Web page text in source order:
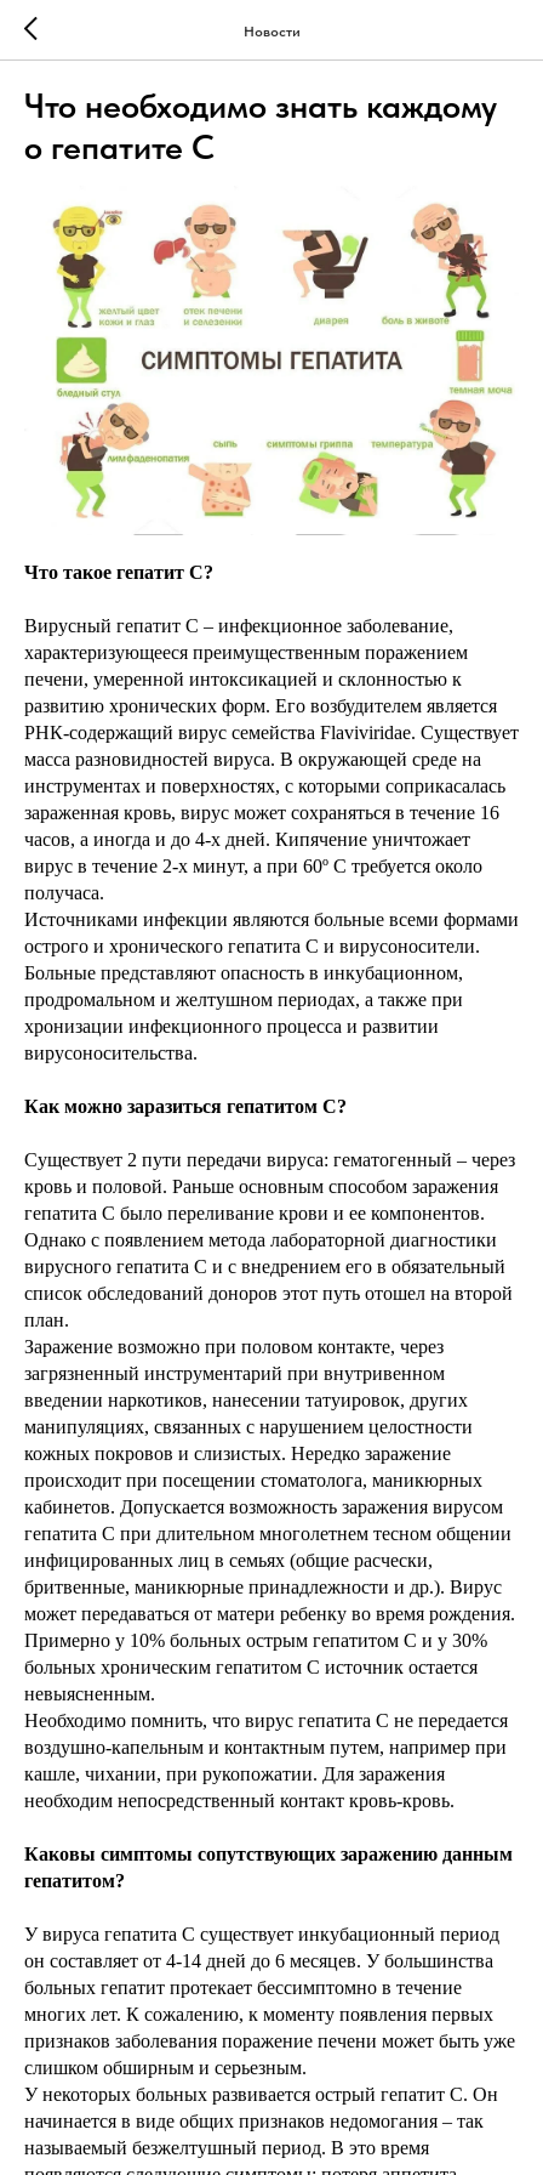
Новости
Что необходимо знать каждому
о гепатите С
Что такое гепатит С?
Вирусный гепатит С – инфекционное заболевание,
характеризующееся преимущественным поражением
печени, умеренной интоксикацией и склонностью к
развитию хронических форм. Его возбудителем является
РНК-содержащий вирус семейства Flaviviridaе. Существует
масса разновидностей вируса. В окружающей среде на
инструментах и поверхностях, с которыми соприкасалась
зараженная кровь, вирус может сохраняться в течение 16
часов, а иногда и до 4-х дней. Кипячение уничтожает
вирус в течение 2-х минут, а при 60º С требуется около
получаса.
Источниками инфекции являются больные всеми формами
острого и хронического гепатита С и вирусоносители.
Больные представляют опасность в инкубационном,
продромальном и желтушном периодах, а также при
хронизации инфекционного процесса и развитии
вирусоносительства.
Как можно заразиться гепатитом С?
Существует 2 пути передачи вируса: гематогенный – через
кровь и половой. Раньше основным способом заражения
гепатита С было переливание крови и ее компонентов.
Однако с появлением метода лабораторной диагностики
вирусного гепатита С и с внедрением его в обязательный
список обследований доноров этот путь отошел на второй
план.
Заражение возможно при половом контакте, через
загрязненный инструментарий при внутривенном
введении наркотиков, нанесении татуировок, других
манипуляциях, связанных с нарушением целостности
кожных покровов и слизистых. Нередко заражение
происходит при посещении стоматолога, маникюрных
кабинетов. Допускается возможность заражения вирусом
гепатита С при длительном многолетнем тесном общении
инфицированных лиц в семьях (общие расчески,
бритвенные, маникюрные принадлежности и др.). Вирус
может передаваться от матери ребенку во время рождения.
Примерно у 10% больных острым гепатитом С и у 30%
больных хроническим гепатитом С источник остается
невыясненным.
Необходимо помнить, что вирус гепатита С не передается
воздушно-капельным и контактным путем, например при
кашле, чихании, при рукопожатии. Для заражения
необходим непосредственный контакт кровь-кровь.
Каковы симптомы сопутствующих заражению данным
гепатитом?
У вируса гепатита С существует инкубационный период
он составляет от 4-14 дней до 6 месяцев. У большинства
больных гепатит протекает бессимптомно в течение
многих лет. К сожалению, к моменту появления первых
признаков заболевания поражение печени может быть уже
слишком обширным и серьезным.
У некоторых больных развивается острый гепатит С. Он
начинается в виде общих признаков недомогания – так
называемый безжелтушный период. В это время